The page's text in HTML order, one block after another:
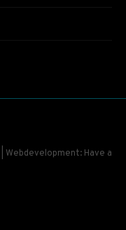
Have a